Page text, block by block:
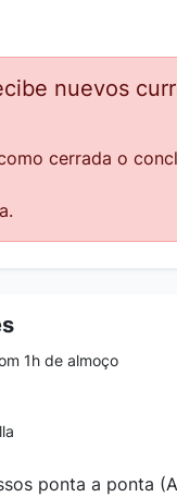
nuevos
cerrada o
1h de almoço
ponta a ponta